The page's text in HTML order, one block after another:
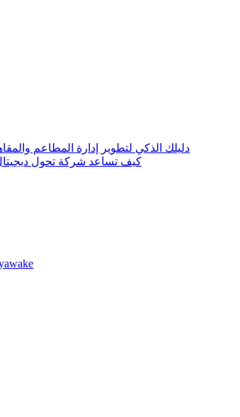
دليلك الذكي لتطوير إدارة المطاعم
كيف تساعد شركة تحول